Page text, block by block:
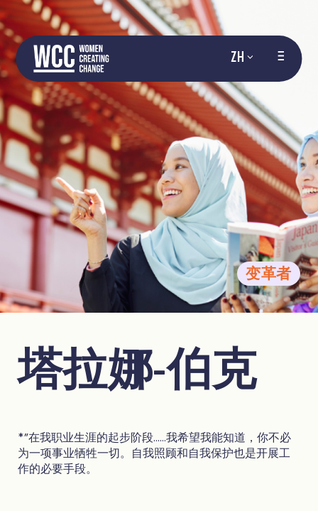
ZH
变革者
塔拉娜-伯克
*"在我职业生涯的起步阶段......我希望我能知道，你不必
为一项事业牺牲一切。自我照顾和自我保护也是开展工
作的必要手段。